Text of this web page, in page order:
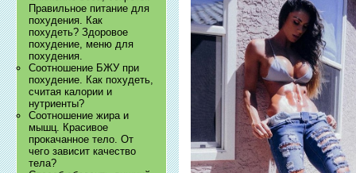
Правильное питание для
похудения. Как
похудеть? Здоровое
похудение, меню для
похудения.
Соотношение БЖУ при
похудение. Как похудеть,
считая калории и
нутриенты?
Соотношение жира и
мышц. Красивое
прокачанное тело. От
чего зависит качество
тела?